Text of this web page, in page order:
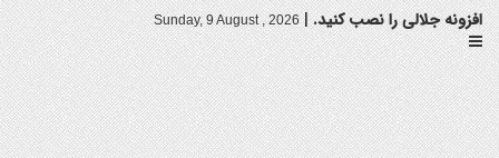
افزونه جلالی را نصب کنید.|
Sunday, 9 August , 2026